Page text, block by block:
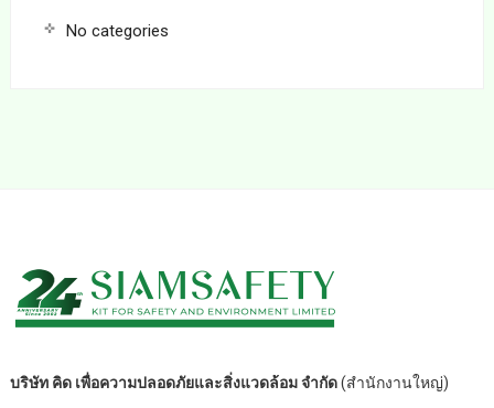
No categories
บริษัท คิด เพื่อความปลอดภัยและสิ่งแวดล้อม จำกัด(สำนักงานใหญ่)